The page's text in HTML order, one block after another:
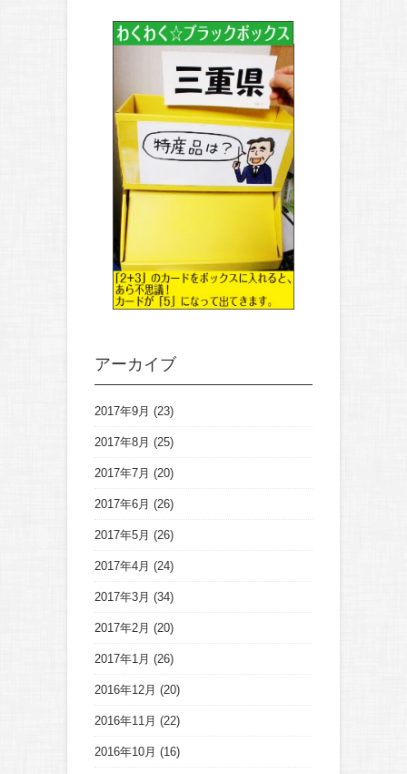
アーカイブ
2017年9月 (23)
2017年8月 (25)
2017年7月 (20)
2017年6月 (26)
2017年5月 (26)
2017年4月 (24)
2017年3月 (34)
2017年2月 (20)
2017年1月 (26)
2016年12月 (20)
2016年11月 (22)
2016年10月 (16)